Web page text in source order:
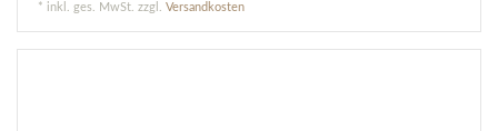
* inkl. ges. MwSt. zzgl.Versandkosten